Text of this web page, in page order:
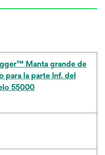
Manta grande de
para la parte Inf. del
55000